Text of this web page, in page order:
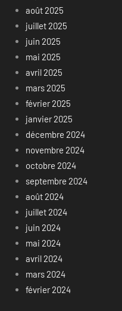
août 2025
juillet 2025
juin 2025
mai 2025
avril 2025
mars 2025
février 2025
janvier 2025
décembre 2024
novembre 2024
octobre 2024
septembre 2024
août 2024
juillet 2024
juin 2024
mai 2024
avril 2024
mars 2024
février 2024